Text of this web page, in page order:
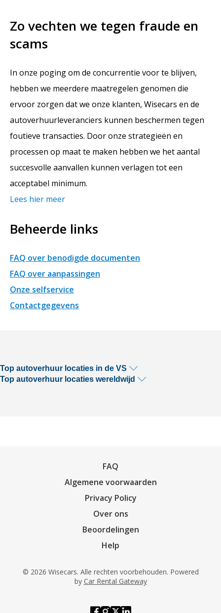
Zo vechten we tegen fraude en
scams
In onze poging om de concurrentie voor te blijven,
hebben we meerdere maatregelen genomen die
ervoor zorgen dat we onze klanten, Wisecars en de
autoverhuurleveranciers kunnen beschermen tegen
foutieve transacties. Door onze strategieën en
processen op maat te maken hebben we het aantal
succesvolle aanvallen kunnen verlagen tot een
acceptabel minimum.
Lees hier meer
Beheerde links
FAQ over benodigde documenten
FAQ over aanpassingen
Onze selfservice
Contactgegevens
Top autoverhuur locaties in de VS
Top autoverhuur locaties wereldwijd
FAQ
Algemene voorwaarden
Privacy Policy
Over ons
Beoordelingen
Help
© 2026 Wisecars. Alle rechten voorbehouden. Powered
by Car Rental Gateway